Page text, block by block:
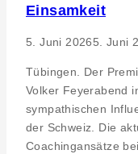
Einsamkeit
5. Juni 20265. Juni
Tübingen. Der
Volker Feyerabend
sympathischen
der Schweiz. Die
Coachingansätze